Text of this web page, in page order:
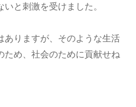
と刺激を受けました。
ありますが、そのような生活
め、社会のために貢献せね